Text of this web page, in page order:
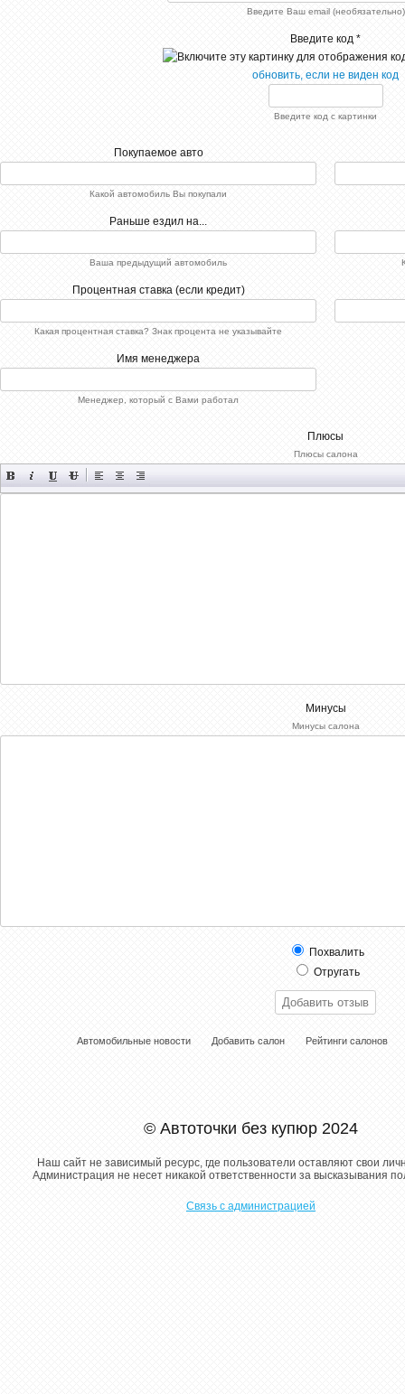
Введите Ваш email (необязательно)
Введите код *
обновить, если не виден код
Введите код с картинки
Покупаемое авто
Какой автомобиль Вы покупали
Раньше ездил на...
Ваша предыдущий автомобиль
Процентная ставка (если кредит)
Какая процентная ставка? Знак процента не указывайте
Имя менеджера
Менеджер, который с Вами работал
Плюсы
Плюсы салона
Минусы
Минусы салона
Похвалить
Отругать
Автомобильные новости Добавить салон Рейтинги салонов
© Автоточки без купюр 2024
Наш сайт не зависимый ресурс, где пользователи оставляют свои
Администрация не несет никакой ответственности за высказывания
Связь с администрацией